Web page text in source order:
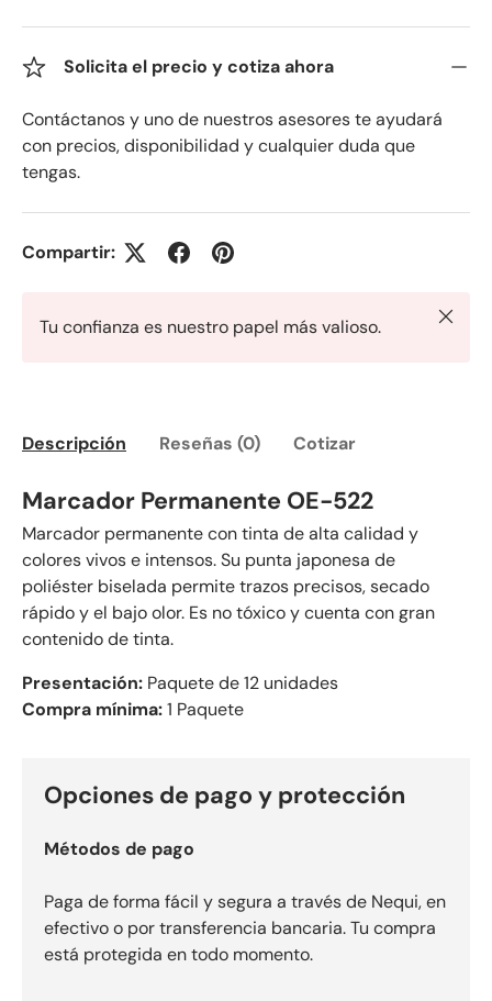
Solicita el precio y cotiza ahora
Contáctanos y uno de nuestros asesores te ayudará
con precios, disponibilidad y cualquier duda que
tengas.
Compartir:
Tu confianza es nuestro papel más valioso. Cerrar
Descripción Reseñas (0) Cotizar
Marcador Permanente OE-522
Marcador permanente con tinta de alta calidad y
colores vivos e intensos. Su punta japonesa de
poliéster biselada permite trazos precisos, secado
rápido y el bajo olor. Es no tóxico y cuenta con gran
contenido de tinta.
Presentación: Paquete de 12 unidades
Compra mínima:1 Paquete
Opciones de pago y protección
Métodos de pago
Paga de forma fácil y segura a través de Nequi, en
efectivo o por transferencia bancaria. Tu compra
está protegida en todo momento.